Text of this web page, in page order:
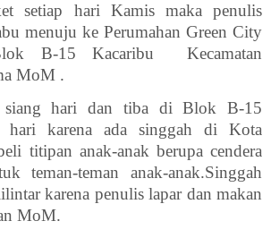
setiap hari Kamis maka penulis
menuju ke Perumahan Green City
B-15 Kacaribu
Kecamatan
MoM .
siang hari dan tiba di Blok B-15
hari karena ada singgah di Kota
titipan anak-anak berupa cendera
teman-teman anak-anak.Singgah
karena penulis lapar dan makan
MoM.